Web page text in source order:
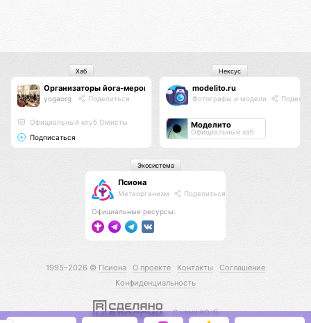
Организаторы йога-мероприятий
yogaorg Поделиться
Официальный клуб Омисты
Подписаться
Хаб
modelito.ru
Фотографы и модели
Моделито
Официальный хаб
Нексус
Псиона
Метаорганизм Поделиться
Официальные ресурсы:
Экосистема
1995–2026 © Псиона О проекте Контакты
Соглашение
Конфиденциальность
С нами КО 🕉️